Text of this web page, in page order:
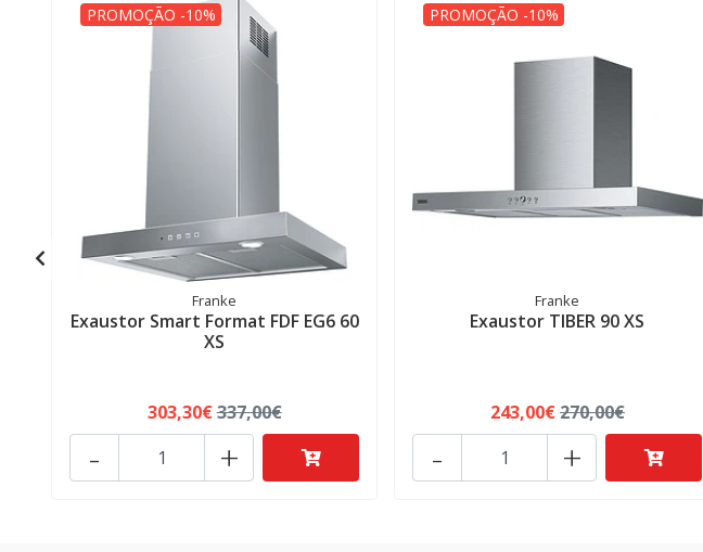
PROMOÇÃO -10%
Franke
Exaustor Smart Format FDF EG6 60
XS
303,30€337,00€
+
-
PROMOÇÃO -10%
Franke
Exaustor TIBER 90 XS
243,00€270,00€
+
-